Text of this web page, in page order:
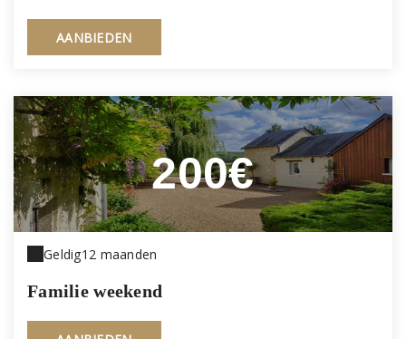
AANBIEDEN
200€
Geldig12 maanden
Familie weekend